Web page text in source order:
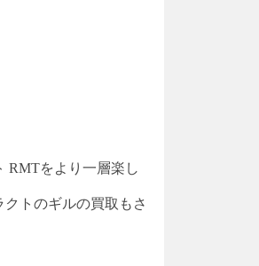
RMTをより一層楽し
ト のギルの買取もさ